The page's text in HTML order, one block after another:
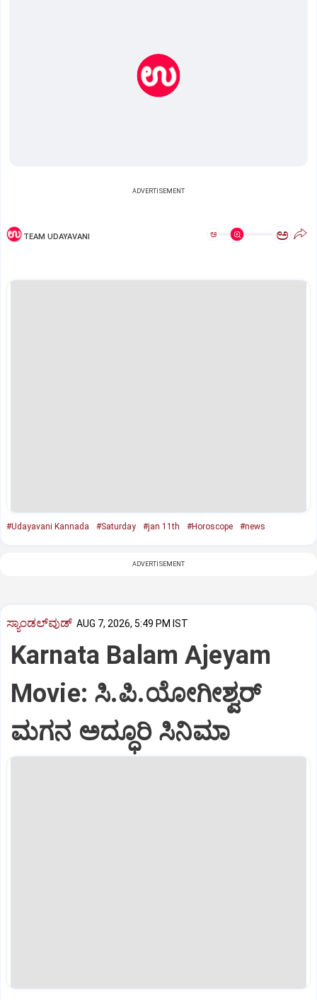
ADVERTISEMENT
TEAM UDAYAVANI ಅ ಅ
#Udayavani Kannada #Saturday #jan 11th #Horoscope #news
ADVERTISEMENT
ಸ್ಯಾಂಡಲ್‌ವುಡ್‌ AUG 7, 2026, 5:49 PM IST
Karnata Balam Ajeyam
Movie: ಸಿ.ಪಿ.ಯೋಗೀಶ್ವರ್‌
ಮಗನ ಅದ್ಧೂರಿ ಸಿನಿಮಾ